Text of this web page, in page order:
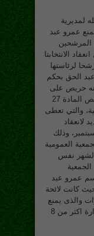
لمديرية
عمرو عبد
المرشحين
الانتخابتا
يكن مرشحا لرئاستها
الحق بحكم
حريص على
تنفيذ اللوائح والقوانين، وملتزماً بإعمال نص المادة 27
والتي تعطى
لانعقاد
العمومية للنادى يومى 29 و 30 سبتمبر، وذلك
العمومية
يومى 8و9 من الشهر نفس
عمرو عبد
كانت لائحة
تنص على بند ال 8 سنوات والذى يمنع
ترشح عضو لعضوية او رئاسة مجلس الادارة اكثر من 8